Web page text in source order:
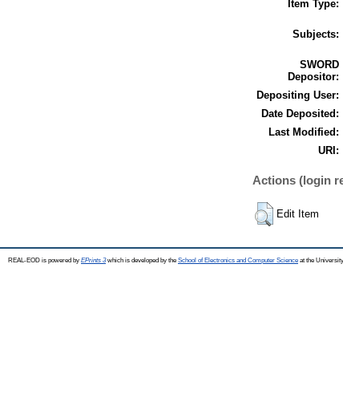
Item Type:
Subjects:
SWORD
Depositor:
Depositing User:
Date Deposited:
Last Modified:
URI:
Actions (login
Edit Item
REAL-EOD is powered by EPrints 3which is developed by the School of Electronics and Computer Science at the